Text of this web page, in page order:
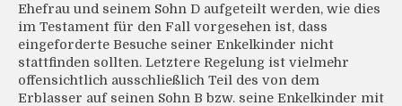
Ehefrau und seinem Sohn D aufgeteilt werden, wie dies
im Testament für den Fall vorgesehen ist, dass
eingeforderte Besuche seiner Enkelkinder nicht
stattfinden sollten. Letztere Regelung ist vielmehr
offensichtlich ausschließlich Teil des von dem
Erblasser auf seinen Sohn B bzw. seine Enkelkinder mit